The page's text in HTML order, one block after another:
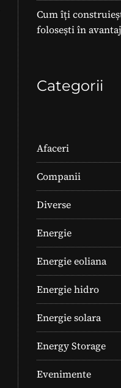
Cum îți
folosești în
Categorii
Afaceri
Companii
Diverse
Energie
Energie eoliana
Energie hidro
Energie solara
Energy Storage
Evenimente